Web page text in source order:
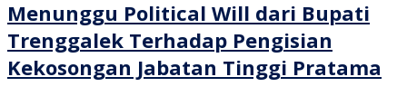
Menunggu Political Will dari Bupati
Trenggalek Terhadap Pengisian
Kekosongan Jabatan Tinggi Pratama